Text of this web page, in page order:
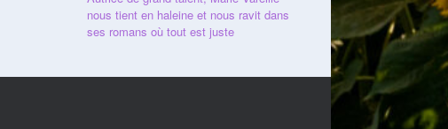
nous tient en haleine et nous ravit dans
ses romans où tout est juste